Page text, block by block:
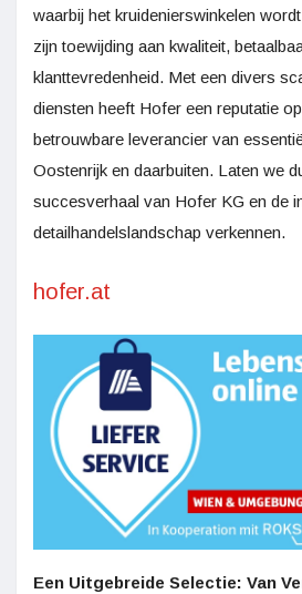
waarbij het kruidenierswinkelen
zijn toewijding aan kwaliteit,
klanttevredenheid. Met een divers
diensten heeft Hofer een reputatie
betrouwbare leverancier van
Oostenrijk en daarbuiten. Laten we
succesverhaal van Hofer KG en de
detailhandelslandschap verkennen.
hofer.at
Een Uitgebreide Selectie: Van